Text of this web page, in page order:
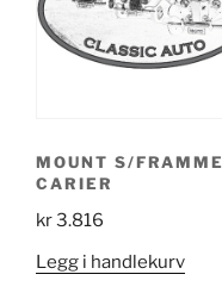
MOUNT S/FRAMME
CARIER
kr3.816
Legg i handlekurv